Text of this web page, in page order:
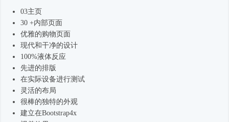
03主页
30 +内部页面
优雅的购物页面
现代和干净的设计
100%液体反应
先进的排版
在实际设备进行测试
灵活的布局
很棒的独特的外观
建立在Bootstrap4x